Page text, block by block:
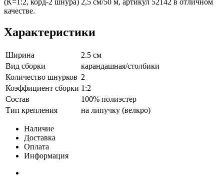
(К=1:2, корд-2 шнура) 2,5 см/50 м, артикул 52142 в отличном
качестве.
Характеристики
Ширина
2.5 см
Вид сборки
карандашная/столбики
Количество шнурков 2
Коэффициент сборки 1:2
Состав
100% полиэстер
Тип крепления
на липучку (велкро)
Наличие
Доставка
Оплата
Информация